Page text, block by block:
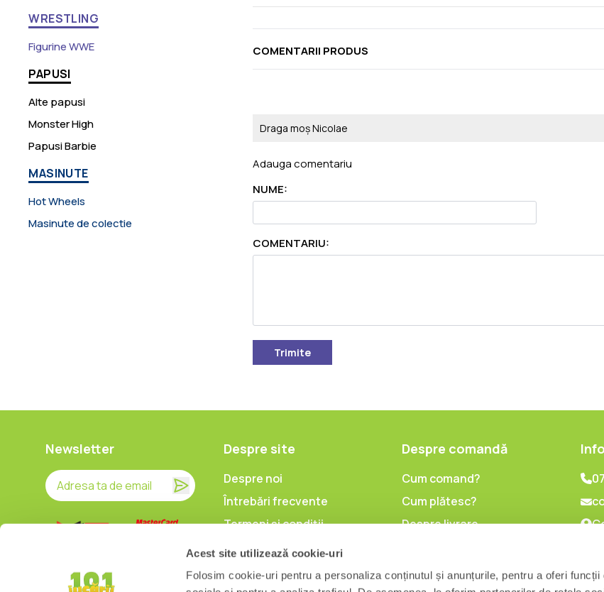
Acest site utilizează cookie-uri
Folosim cookie-uri pentru a personaliza conținutul și anunțurile, pentru a oferi funcții
WRESTLING
Figurine WWE
PAPUSI
Alte papusi
Monster High
Papusi Barbie
MASINUTE
Hot Wheels
Masinute de colectie
COMENTARII PRODUS
Draga moș Nicolae
Adauga comentariu
NUME:
COMENTARIU:
Trimite
Newsletter Despre site
Despre noi
Întrebări frecvente
Termeni și condiții
Prelucrarea datelor cu
Politica de utilizare
Despre comandă
Cum comand?
Cum plătesc?
Despre livrare